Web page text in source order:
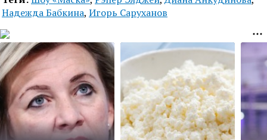
Надежда Бабкина, Игорь Саруханов